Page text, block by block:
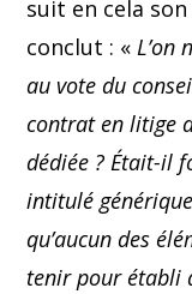
suit en cela
conclut : «L’on
au vote du
contrat en litige
dédiée ? Était-il
intitulé
qu’aucun des
tenir pour établi